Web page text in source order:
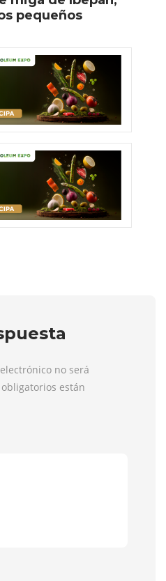
pequeños
no será
están